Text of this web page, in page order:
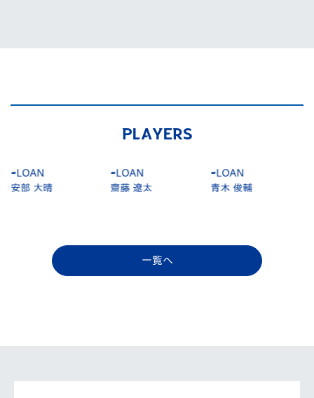
PLAYERS
-LOAN
安部 大晴
-LOAN
齋藤 遼太
-LOAN
青木 俊輔
一覧へ